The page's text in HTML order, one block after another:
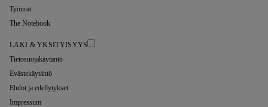
Työurat
The Notebook
LAKI & YKSITYISYYS
Tietosuojakäytäntö
Evästekäytäntö
Ehdot ja edellytykset
Impressum